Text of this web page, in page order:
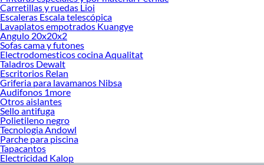
Carretillas y ruedas Lioi
Escaleras Escala telescópica
Lavaplatos empotrados Kuangye
Angulo 20x20x2
Sofas cama y futones
Electrodomesticos cocina Aqualitat
Taladros Dewalt
Escritorios Relan
Griferia para lavamanos Nibsa
Audifonos 1more
Otros aislantes
Sello antifuga
Polietileno negro
Tecnologia Andowl
Parche para piscina
Tapacantos
Electricidad Kalop